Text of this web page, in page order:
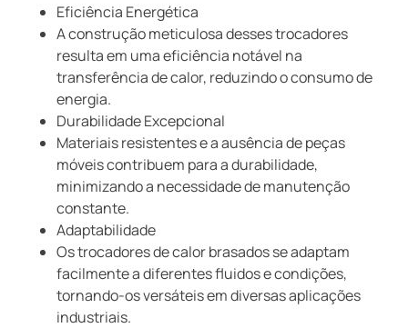
Eficiência Energética
A construção meticulosa desses trocadores
resulta em uma eficiência notável na
transferência de calor, reduzindo o consumo de
energia.
Durabilidade Excepcional
Materiais resistentes e a ausência de peças
móveis contribuem para a durabilidade,
minimizando a necessidade de manutenção
constante.
Adaptabilidade
Os trocadores de calor brasados se adaptam
facilmente a diferentes fluidos e condições,
tornando-os versáteis em diversas aplicações
industriais.